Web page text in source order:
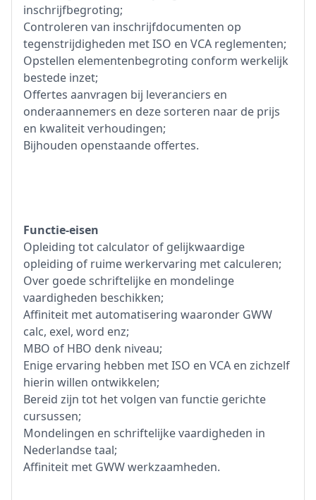
inschrijfbegroting;
Controleren van inschrijfdocumenten op
tegenstrijdigheden met ISO en VCA reglementen;
Opstellen elementenbegroting conform werkelijk
bestede inzet;
Offertes aanvragen bij leveranciers en
onderaannemers en deze sorteren naar de prijs
en kwaliteit verhoudingen;
Bijhouden openstaande offertes.
Functie-eisen
Opleiding tot calculator of gelijkwaardige
opleiding of ruime werkervaring met calculeren;
Over goede schriftelijke en mondelinge
vaardigheden beschikken;
Affiniteit met automatisering waaronder GWW
calc, exel, word enz;
MBO of HBO denk niveau;
Enige ervaring hebben met ISO en VCA en zichzelf
hierin willen ontwikkelen;
Bereid zijn tot het volgen van functie gerichte
cursussen;
Mondelingen en schriftelijke vaardigheden in
Nederlandse taal;
Affiniteit met GWW werkzaamheden.